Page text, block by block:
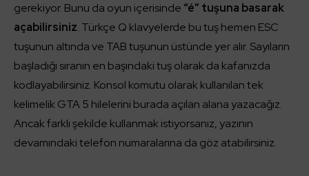
gerekiyor. Bunu da oyun içerisinde “é” tuşuna basarak
açabilirsiniz. Türkçe Q klavyelerde bu tuş hemen ESC
tuşunun altında ve TAB tuşunun üstünde yer alır. Sayıların
başladığı sıranın en başındaki tuş olarak da kafanızda
kodlayabilirsiniz. Konsol komutu olarak kullanılan tek
kelimelik GTA 5 hilelerini burada açılan alana yazacağız.
Ancak farklı şekilde kullanmak istiyorsanız, yazının
devamındaki telefon numaralarına da göz atabilirsiniz.